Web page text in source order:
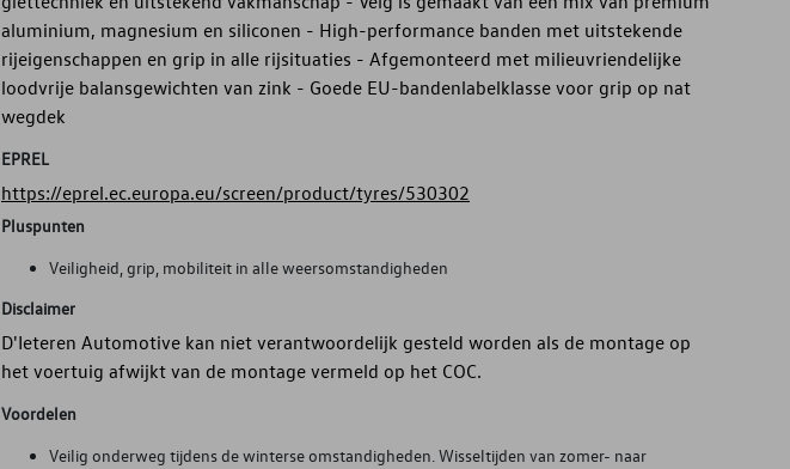
aluminium, magnesium en siliconen - High-performance banden met uitstekende
rijeigenschappen en grip in alle rijsituaties - Afgemonteerd met milieuvriendelijke
loodvrije balansgewichten van zink - Goede EU-bandenlabelklasse voor grip op nat
wegdek
EPREL
https://eprel.ec.europa.eu/screen/product/tyres/530302
Pluspunten
Veiligheid, grip, mobiliteit in alle weersomstandigheden
Disclaimer
D'Ieteren Automotive kan niet verantwoordelijk gesteld worden als de montage op
het voertuig afwijkt van de montage vermeld op het COC.
Voordelen
Veilig onderweg tijdens de winterse omstandigheden. Wisseltijden van zomer- naar